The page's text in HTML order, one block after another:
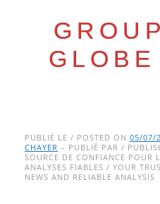
Main menu
to
content
PUBLIÉ LE / POSTED ON05/07/
CHAYER – PUBLIÉ PAR /
SOURCE DE CONFIANCE POUR
ANALYSES FIABLES / YOUR
NEWS AND RELIABLE ANALYSIS